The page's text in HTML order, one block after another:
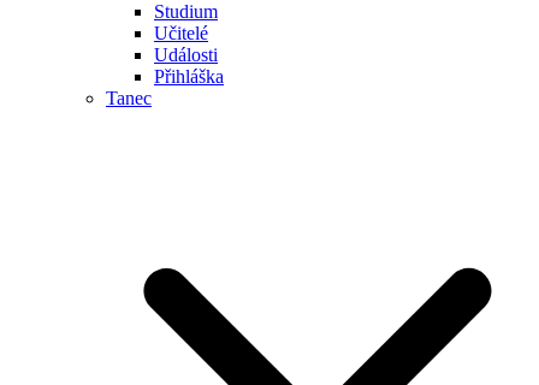
Studium
Učitelé
Události
Přihláška
Tanec